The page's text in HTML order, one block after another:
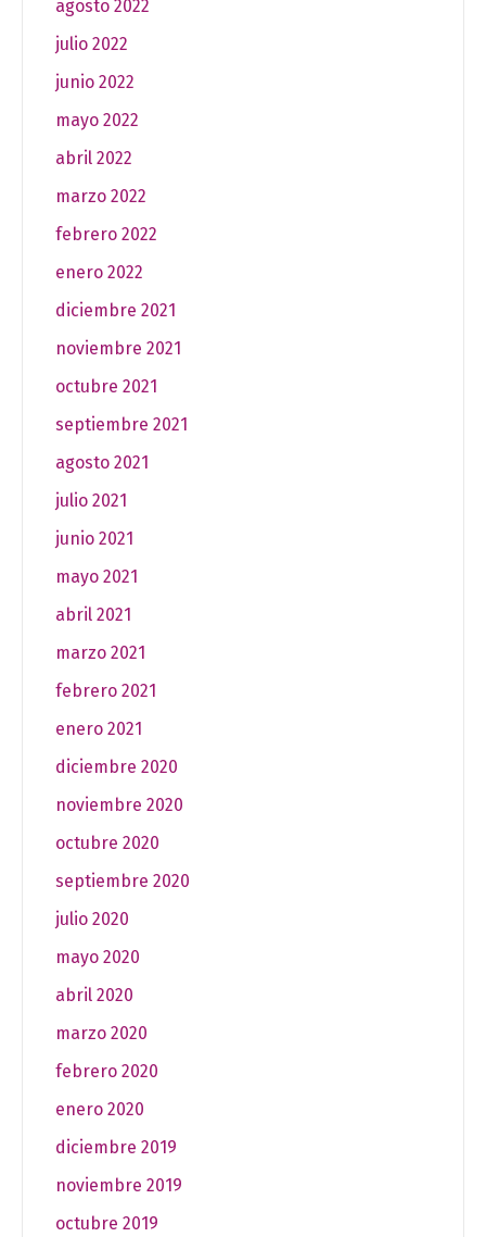
agosto 2022
julio 2022
junio 2022
mayo 2022
abril 2022
marzo 2022
febrero 2022
enero 2022
diciembre 2021
noviembre 2021
octubre 2021
septiembre 2021
agosto 2021
julio 2021
junio 2021
mayo 2021
abril 2021
marzo 2021
febrero 2021
enero 2021
diciembre 2020
noviembre 2020
octubre 2020
septiembre 2020
julio 2020
mayo 2020
abril 2020
marzo 2020
febrero 2020
enero 2020
diciembre 2019
noviembre 2019
octubre 2019